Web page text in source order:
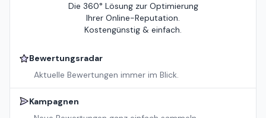
Die 360° Lösung zur Optimierung
Ihrer Online-Reputation.
Kostengünstig & einfach.
Bewertungsradar
Aktuelle Bewertungen immer im Blick.
Kampagnen